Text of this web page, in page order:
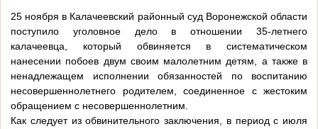
25 ноября в Калачеевский районный суд Воронежской области
поступило уголовное дело в отношении 35-летнего
калачеевца, который обвиняется в систематическом
нанесении побоев двум своим малолетним детям, а также в
ненадлежащем исполнении обязанностей по воспитанию
несовершеннолетнего родителем, соединенное с жестоким
обращением с несовершеннолетним.
Как следует из обвинительного заключения, в период с июля